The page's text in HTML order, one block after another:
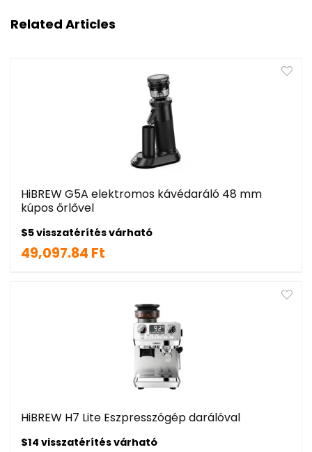
Related Articles
HiBREW G5A elektromos kávédaráló 48 mm
kúpos őrlővel
$5 visszatérítés várható
49,097.84 Ft
HiBREW H7 Lite Eszpresszógép darálóval
$14 visszatérítés várható